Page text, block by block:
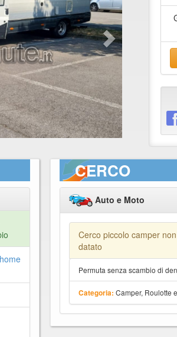
CERCO
Auto e Moto
Cerco piccolo camper
datato
Permuta senza scambio di
Categoria: Camper, Roulotte